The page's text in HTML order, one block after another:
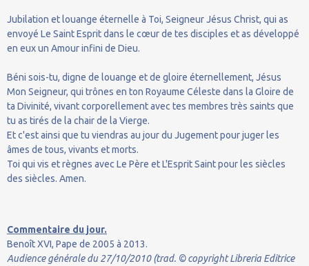
Jubilation et louange éternelle à Toi, Seigneur Jésus Christ, qui as
envoyé Le Saint Esprit dans le cœur de tes disciples et as développé
en eux un Amour infini de Dieu.
Béni sois-tu, digne de louange et de gloire éternellement, Jésus
Mon Seigneur, qui trônes en ton Royaume Céleste dans la Gloire de
ta Divinité, vivant corporellement avec tes membres très saints que
tu as tirés de la chair de la Vierge.
Et c'est ainsi que tu viendras au jour du Jugement pour juger les
âmes de tous, vivants et morts.
Toi qui vis et règnes avec Le Père et L'Esprit Saint pour les siècles
des siècles. Amen.
Commentaire du jour.
Benoît XVI, Pape de 2005 à 2013.
Audience générale du 27/10/2010 (trad. © copyright Libreria Editrice